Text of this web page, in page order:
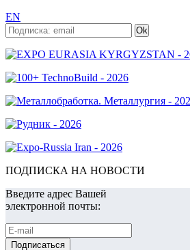
EN
ПОДПИСКА НА НОВОСТИ
Введите адрес Вашей
электронной почты: